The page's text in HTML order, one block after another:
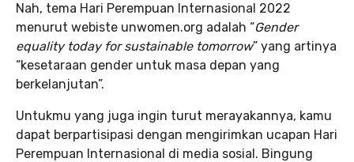
Nah, tema Hari Perempuan Internasional 2022
menurut webiste unwomen.org adalah “Gender
equality today for sustainable tomorrow” yang artinya
“kesetaraan gender untuk masa depan yang
berkelanjutan”.
Untukmu yang juga ingin turut merayakannya, kamu
dapat berpartisipasi dengan mengirimkan ucapan Hari
Perempuan Internasional di media sosial. Bingung